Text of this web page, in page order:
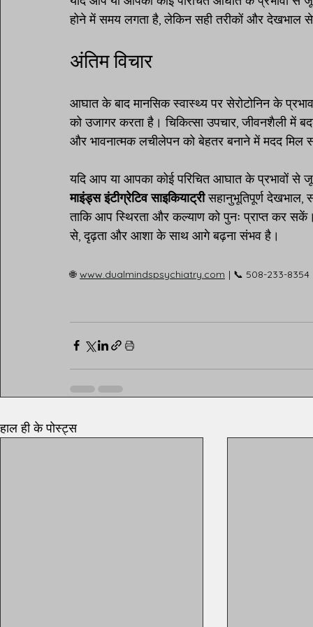
होने में समय लगता है, लेकिन सही तरीकों और देखभाल
अंतिम विचार
आघात के बाद मानसिक स्वास्थ्य पर सेरोटोनिन के
को उजागर करता है। चिकित्सा उपचार, जीवनशैली में
और भावनात्मक लचीलेपन को बेहतर बनाने में मदद मिल
यदि आप या आपका कोई परिचित आघात के प्रभावों से
माइंड्स इंटीग्रेटिव साइकियाट्री सहानुभूतिपूर्ण देखभाल,
ताकि आप स्थिरता और कल्याण को पुनः प्राप्त कर
से, दृढ़ता और आशा के साथ आगे बढ़ना संभव है।
🌐 www.dualmindspsychiatry.com | 📞 508-233-8354
हाल ही के पोस्ट्स